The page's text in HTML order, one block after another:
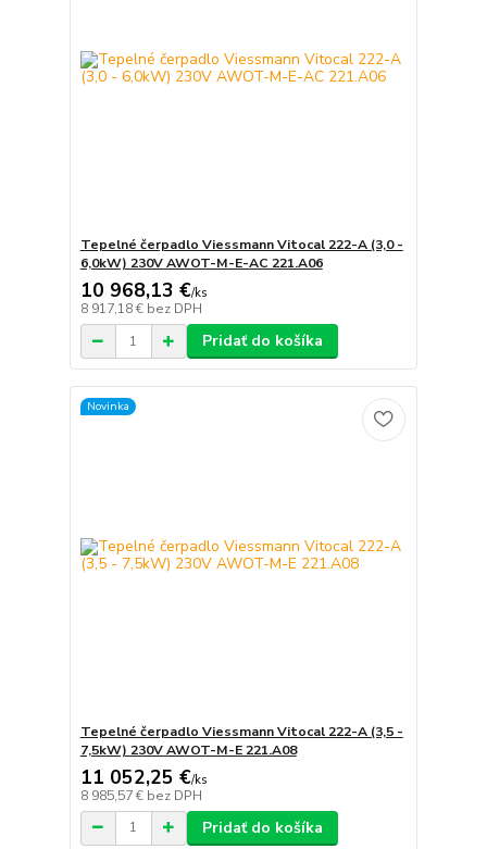
Tepelné čerpadlo Viessmann Vitocal 222-A (3,0 -
6,0kW) 230V AWOT-M-E-AC 221.A06
10 968,13 €/ks
8 917,18 € bez DPH
Pridať do košíka
Novinka
Tepelné čerpadlo Viessmann Vitocal 222-A (3,5 -
7,5kW) 230V AWOT-M-E 221.A08
11 052,25 €/ks
8 985,57 € bez DPH
Pridať do košíka